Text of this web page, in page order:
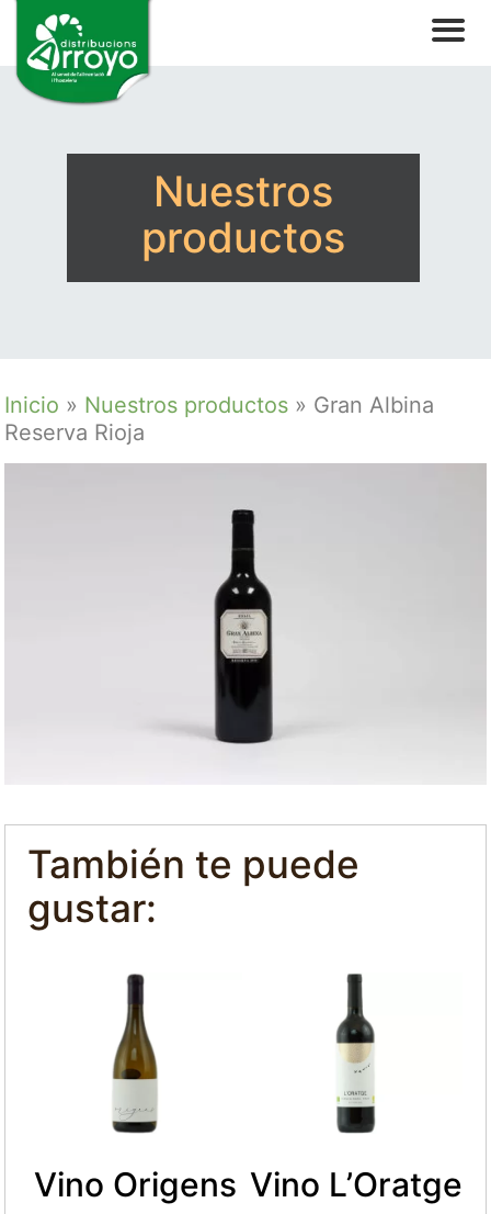
Nuestros
productos
Inicio » Nuestros productos » Gran Albina
Reserva Rioja
También te puede
gustar:
Vino Origens Vino L’Oratge